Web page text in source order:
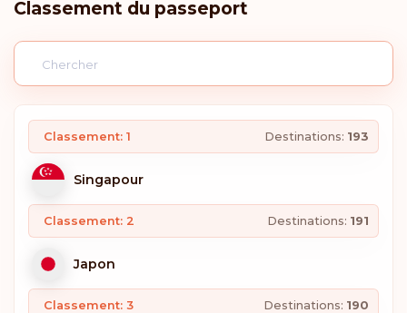
Classement du passeport
Classement: 1 Destinations: 193
Singapour
Classement: 2 Destinations: 191
Japon
Classement: 3 Destinations: 190